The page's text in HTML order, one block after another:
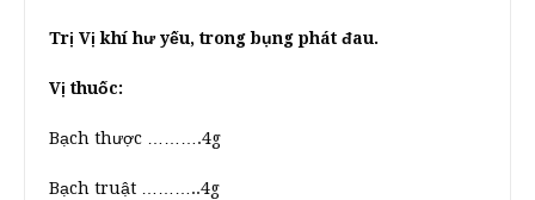
Trị Vị khí hư yếu, trong bụng phát đau.
Vị thuốc:
Bạch thược ……….4g
Bạch truật ………..4g